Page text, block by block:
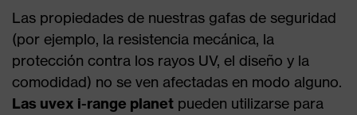
Las propiedades de nuestras gafas de seguridad
(por ejemplo, la resistencia mecánica, la
protección contra los rayos UV, el diseño y la
comodidad) no se ven afectadas en modo alguno.
Las uvex i-range planet pueden utilizarse para